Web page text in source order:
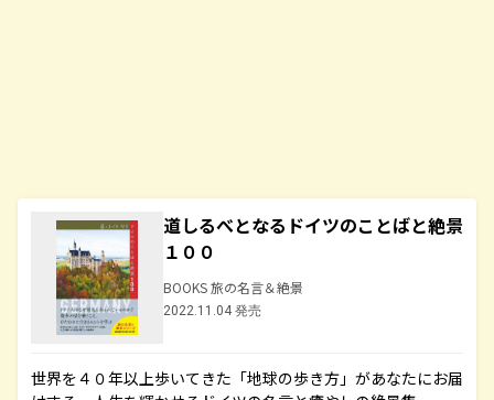
道しるべとなるドイツのことばと絶景
１００
BOOKS 旅の名言＆絶景
2022.11.04 発売
世界を４０年以上歩いてきた「地球の歩き方」があなたにお届